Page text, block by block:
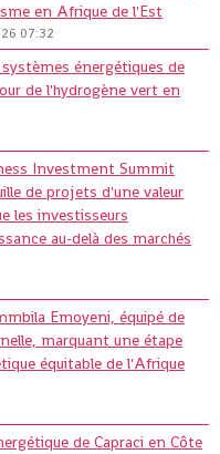
en Afrique de l'Est
07:32
énergétiques de
de l'hydrogène vert en
Investment Summit
de projets d'une valeur
les investisseurs
au-delà des marchés
Emoyeni, équipé de
marquant une étape
équitable de l'Afrique
de Capraci en Côte